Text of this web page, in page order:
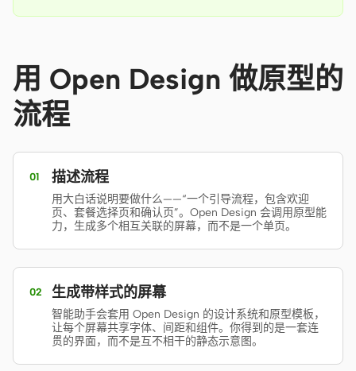
Pi
Kiro CLI
Mistral Vibe CLI
Qoder CLI
使用场景
原型 数据看板
幻灯片 图片
用 Open Design 做原型的
流程
01 描述流程
用大白话说明要做什么——“一个引导流程，包含欢迎
页、套餐选择页和确认页”。Open Design 会调用原型能
力，生成多个相互关联的屏幕，而不是一个单页。
02 生成带样式的屏幕
智能助手会套用 Open Design 的设计系统和原型模板，
让每个屏幕共享字体、间距和组件。你得到的是一套连
贯的界面，而不是互不相干的静态示意图。